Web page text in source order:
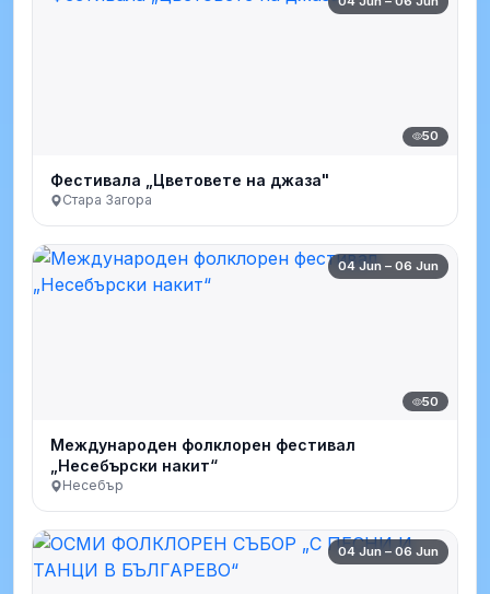
50
Фестивала „Цветовете на джаза"
Стара Загора
04 Jun – 06 Jun
50
Международен фолклорен фестивал
„Несебърски накит“
Несебър
04 Jun – 06 Jun